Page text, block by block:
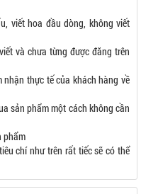
viết hoa đầu dòng, không viết
và chưa từng được đăng trên
thực tế của khách hàng về
sản phẩm một cách không cần
phẩm
chí như trên rất tiếc sẽ có thể